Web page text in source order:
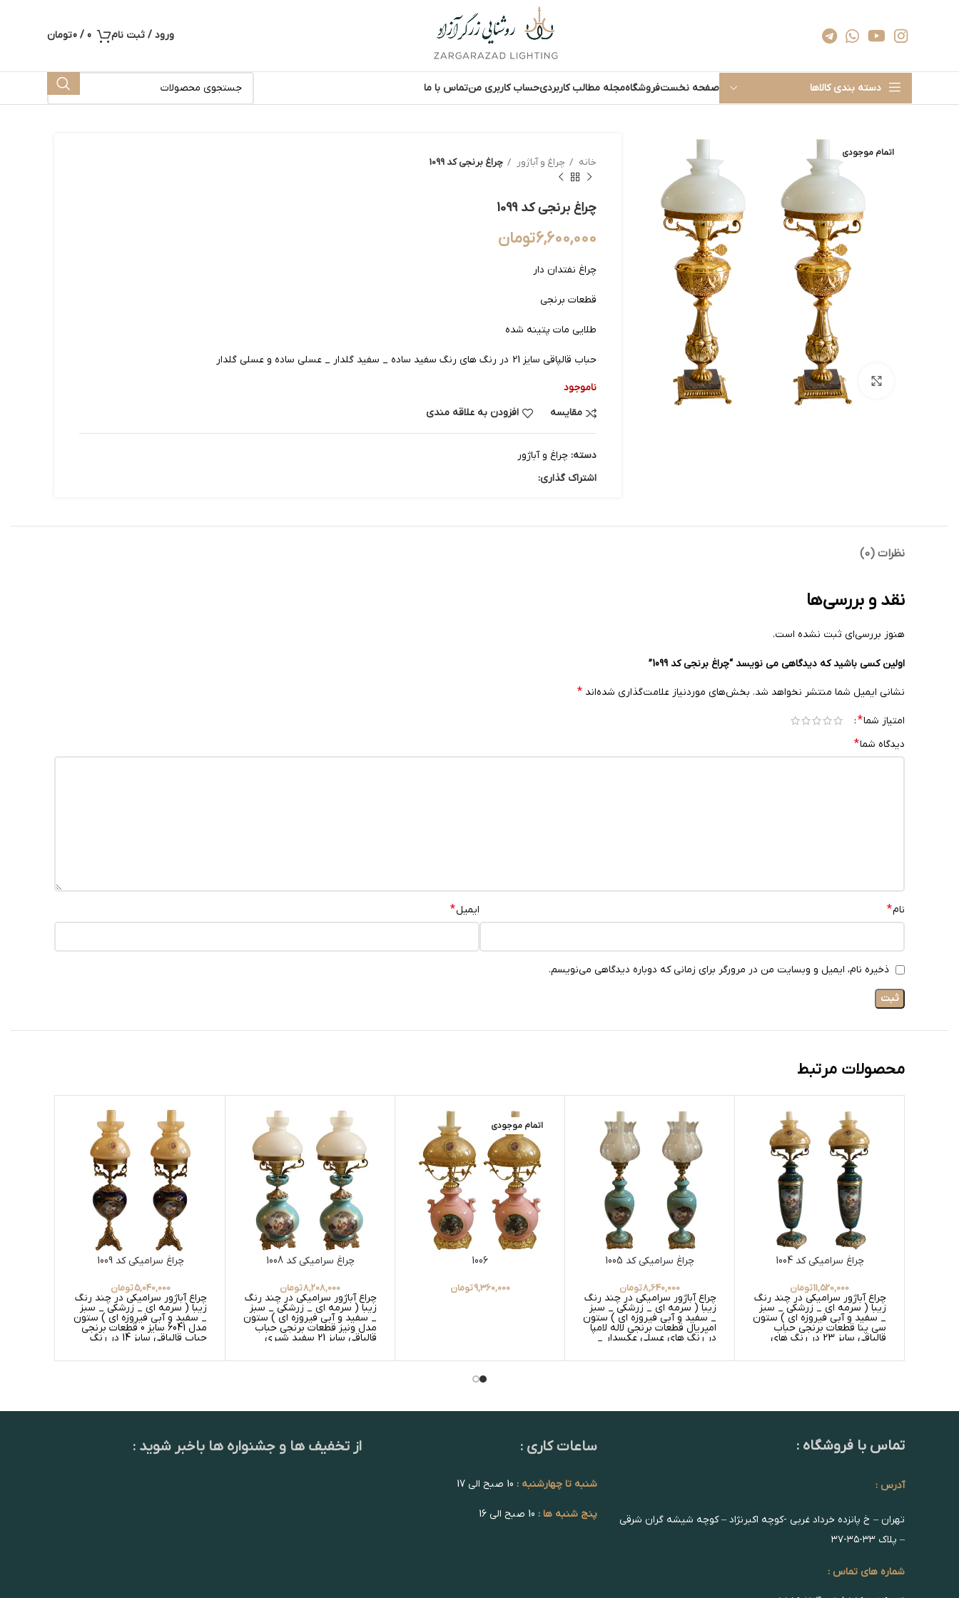
ورود / ثبت نام 0
/
0تومان
دسته بندی کالاها صفحه نخستفروشگاهمجله مطالب کاربردیحساب کاربری منتماس با ما
اتمام موجودی
بزرگنمایی تصویر
خانه چراغ و آباژور چراغ برنجی کد 1099
چراغ برنجی کد 1099
6,600,000تومان
چراغ نفتدان دار
قطعات برنجی
طلایی مات پتینه شده
حباب قالپاقی سایز 21 در رنگ های رنگ سفید ساده _ سفید گلدار _ عسلی ساده و عسلی گلدار
ناموجود
مقایسه
افزودن به علاقه مندی
دسته: چراغ و آباژور
اشتراک گذاری:
نظرات (0)
نقد و بررسی‌ها
هنوز بررسی‌ای ثبت نشده است.
اولین کسی باشید که دیدگاهی می نویسد “چراغ برنجی کد 1099”
نشانی ایمیل شما منتشر نخواهد شد. بخش‌های موردنیاز علامت‌گذاری شده‌اند *
امتیاز شما*
دیدگاه شما*
نام* ایمیل*
ذخیره نام، ایمیل و وبسایت من در مرورگر برای زمانی که دوباره دیدگاهی می‌نویسم.
محصولات مرتبط
چراغ سرامیکی کد 1004
11,520,000تومان
چراغ آباژور سرامیکی در چند رنگ
زیبا ( سرمه ای _ زرشکی _ سبز
_ سفید و آبی فیروزه ای ) ستون
سی ینا قطعات برنجی حباب
قالپاقی سایز 23 در رنگ های
سفید گلدار _ سفید ساده
چراغ سرامیکی کد 1005
8,640,000تومان
چراغ آباژور سرامیکی در چند رنگ
زیبا ( سرمه ای _ زرشکی _ سبز
_ سفید و آبی فیروزه ای ) ستون
امپریال قطعات برنجی لاله لامپا
در رنگ های عسلی عکسدار _
سفید ساده
اتمام موجودی
1006
9,360,000تومان
چراغ سرامیکی کد 1008
8,208,000تومان
چراغ آباژور سرامیکی در چند رنگ
زیبا ( سرمه ای _ زرشکی _ سبز
_ سفید و آبی فیروزه ای ) ستون
مدل ونیز قطعات برنجی حباب
قالپاقی سایز 21 سفید شیری
چراغ سرامیکی کد 1009
5,040,000تومان
چراغ آباژور سرامیکی در چند رنگ
زیبا ( سرمه ای _ زرشکی _ سبز
_ سفید و آبی فیروزه ای ) ستون
مدل 6041 سایز 0 قطعات برنجی
حباب قالپاقی سایز 14 در رنگ
و سفید گلدار _ سفید ساده
تماس با فروشگاه :
آدرس :
تهران – خ پانزده خرداد غربی -کوچه اکبرنژاد – کوچه شیشه گران شرقی
– پلاک ۳۳-۳۵-۳۷
شماره های تماس :
ساعات کاری :
شنبه تا چهارشنبه :
پنج شنبه ها :
از تخفیف ها و جشنواره ها باخبر شوید :